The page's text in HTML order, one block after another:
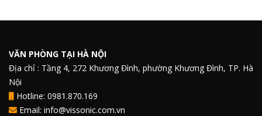
VĂN PHÒNG TẠI HÀ NỘI
Địa chỉ : Tầng 4, 272 Khương Đình, phường Khương Đình, TP. Hà
Nội
Hotline: 0981.870.169
Email: info@vissonic.com.vn